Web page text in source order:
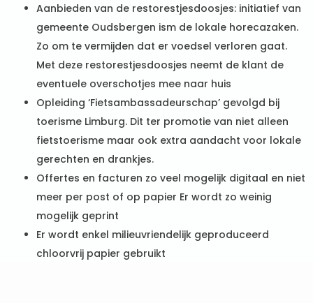
Aanbieden van de restorestjesdoosjes: initiatief van
gemeente Oudsbergen ism de lokale horecazaken.
Zo om te vermijden dat er voedsel verloren gaat.
Met deze restorestjesdoosjes neemt de klant de
eventuele overschotjes mee naar huis
Opleiding ‘Fietsambassadeurschap’ gevolgd bij
toerisme Limburg. Dit ter promotie van niet alleen
fietstoerisme maar ook extra aandacht voor lokale
gerechten en drankjes.
Offertes en facturen zo veel mogelijk digitaal en niet
meer per post of op papier Er wordt zo weinig
mogelijk geprint
Er wordt enkel milieuvriendelijk geproduceerd
chloorvrij papier gebruikt